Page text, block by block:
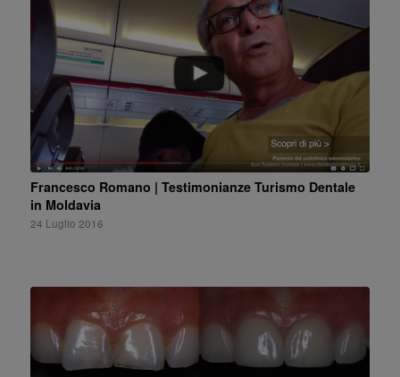
Francesco Romano | Testimonianze Turismo Dentale
in Moldavia
24 Luglio 2016